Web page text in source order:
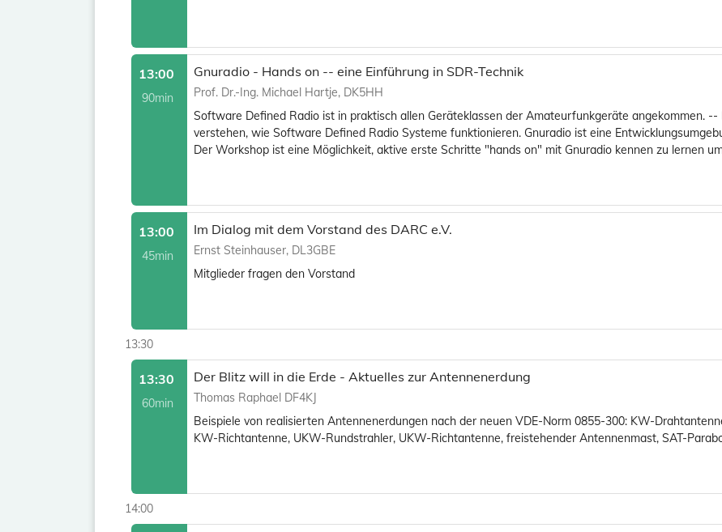
13:00
90min
Gnuradio - Hands on -- eine Einführung in SDR-Technik
Prof. Dr.-Ing. Michael Hartje, DK5HH
Software Defined Radio ist in praktisch allen Geräteklassen der Amateurfunkgeräte angekommen. --
verstehen, wie Software Defined Radio Systeme funktionieren. Gnuradio ist eine
Der Workshop ist eine Möglichkeit, aktive erste Schritte "hands on" mit Gnuradio kennen zu lernen
13:00
45min
Im Dialog mit dem Vorstand des DARC e.V.
Ernst Steinhauser, DL3GBE
Mitglieder fragen den Vorstand
13:30
13:30
60min
Der Blitz will in die Erde - Aktuelles zur Antennenerdung
Thomas Raphael DF4KJ
Beispiele von realisierten Antennenerdungen nach der neuen VDE-Norm 0855-300: KW-
KW-Richtantenne, UKW-Rundstrahler, UKW-Richtantenne, freistehender Antennenmast, SAT-
14:00